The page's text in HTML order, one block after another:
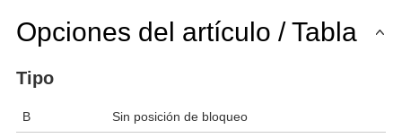
Opciones del artículo / Tabla
Tipo
B Sin posición de bloqueo